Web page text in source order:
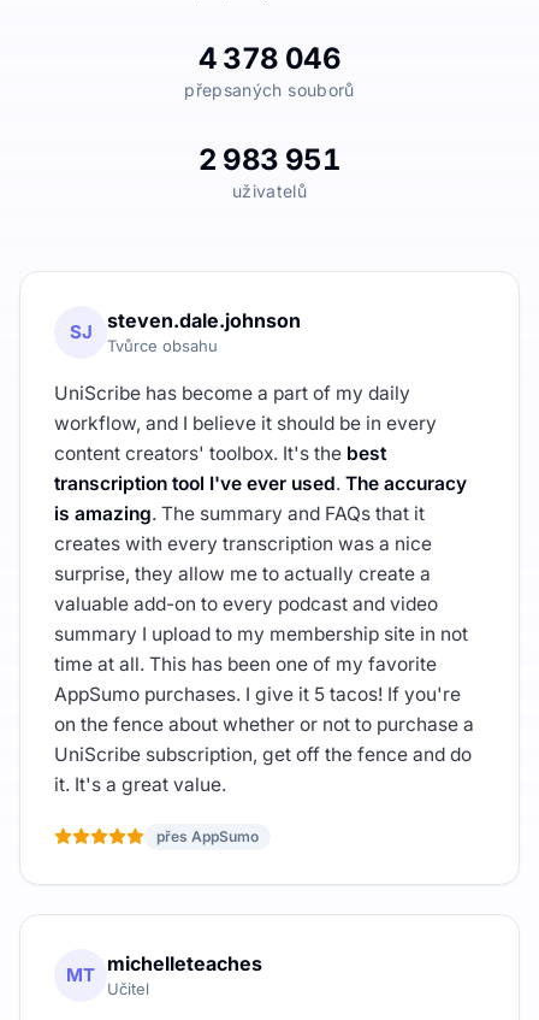
4 378 046
přepsaných souborů
2 983 951
uživatelů
SJ steven.dale.johnson
Tvůrce obsahu
UniScribe has become a part of my daily
workflow, and I believe it should be in every
content creators' toolbox. It's the best
transcription tool I've ever used. The accuracy
is amazing. The summary and FAQs that it
creates with every transcription was a nice
surprise, they allow me to actually create a
valuable add-on to every podcast and video
summary I upload to my membership site in not
time at all. This has been one of my favorite
AppSumo purchases. I give it 5 tacos! If you're
on the fence about whether or not to purchase a
UniScribe subscription, get off the fence and do
it. It's a great value.
přes AppSumo
MT michelleteaches
Učitel